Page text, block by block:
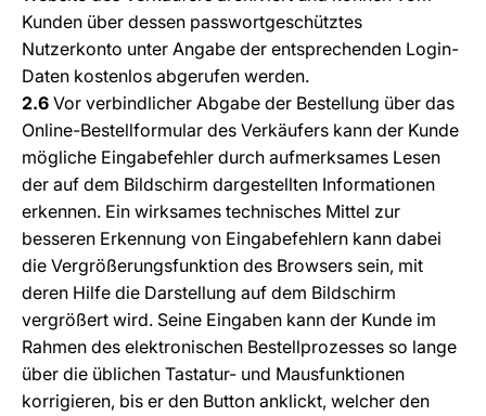
Kunden über dessen passwortgeschütztes
Nutzerkonto unter Angabe der entsprechenden Login-
Daten kostenlos abgerufen werden.
2.6 Vor verbindlicher Abgabe der Bestellung über das
Online-Bestellformular des Verkäufers kann der Kunde
mögliche Eingabefehler durch aufmerksames Lesen
der auf dem Bildschirm dargestellten Informationen
erkennen. Ein wirksames technisches Mittel zur
besseren Erkennung von Eingabefehlern kann dabei
die Vergrößerungsfunktion des Browsers sein, mit
deren Hilfe die Darstellung auf dem Bildschirm
vergrößert wird. Seine Eingaben kann der Kunde im
Rahmen des elektronischen Bestellprozesses so lange
über die üblichen Tastatur- und Mausfunktionen
korrigieren, bis er den Button anklickt, welcher den